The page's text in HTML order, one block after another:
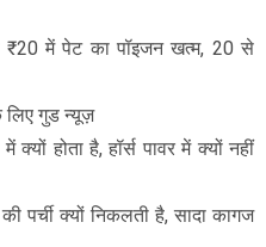
₹20 में पेट का पॉइजन खत्म, 20 से
लिए गुड न्यूज़
होता है, हॉर्स पावर में क्यों नहीं
पर्ची क्यों निकलती है, सादा कागज